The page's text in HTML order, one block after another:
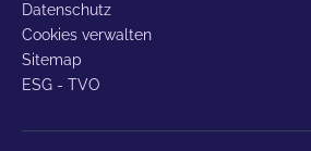
Datenschutz
Cookies verwalten
Sitemap
ESG - TVO